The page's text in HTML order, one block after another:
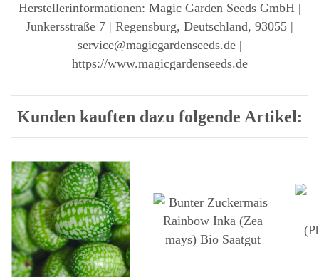
Herstellerinformationen: Magic Garden Seeds GmbH |
Junkersstraße 7 | Regensburg, Deutschland, 93055 |
service@magicgardenseeds.de |
https://www.magicgardenseeds.de
Kunden kauften dazu folgende Artikel: